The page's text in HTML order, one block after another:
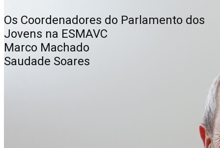
Os Coordenadores do Parlamento dos
Jovens na ESMAVC
Marco Machado
Saudade Soares